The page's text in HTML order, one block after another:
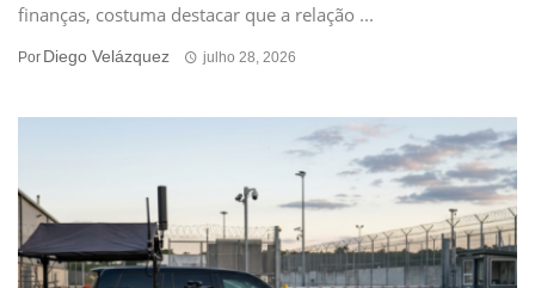
finanças, costuma destacar que a relação ...
Por Diego Velázquez julho 28, 2026